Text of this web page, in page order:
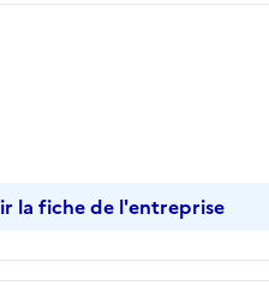
la fiche de l'entreprise